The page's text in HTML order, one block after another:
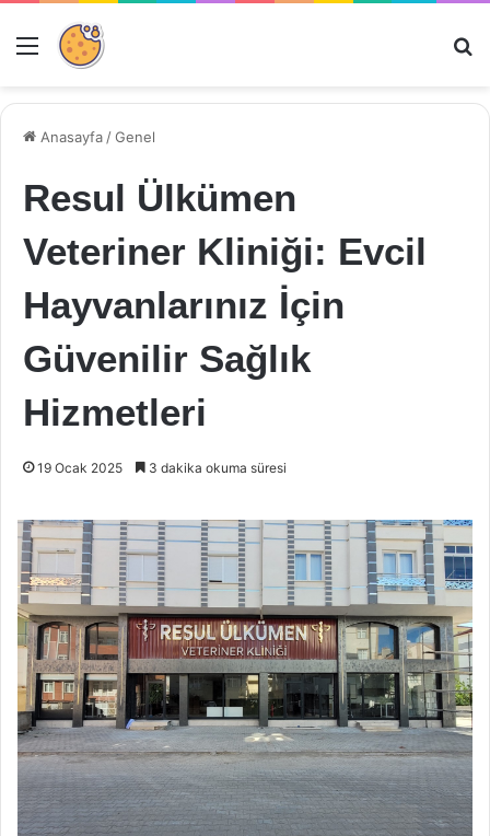
Menü
Anasayfa /Genel
Resul Ülkümen
Veteriner Kliniği: Evcil
Hayvanlarınız İçin
Güvenilir Sağlık
Hizmetleri
19 Ocak 2025 3 dakika okuma süresi